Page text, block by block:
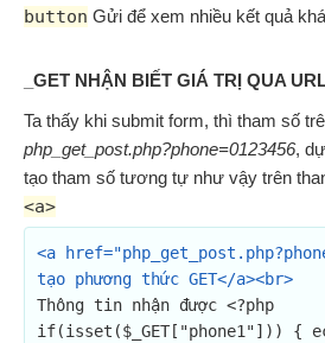
button Gửi để xem nhiều kết quả
_GET NHẬN BIẾT GIÁ TRỊ QUA
Ta thấy khi submit form, thì tham số
php_get_post.php?phone=0123456,
tạo tham số tương tự như vậy trên
<a>
<a
tạo phương thức GET</a><br>
Thông tin nhận được <?php